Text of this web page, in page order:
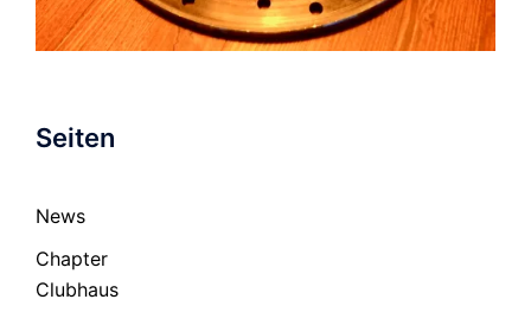
Seiten
News
Chapter
Clubhaus